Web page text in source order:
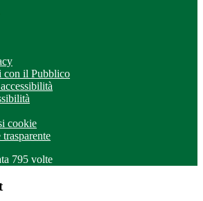
il Pubblico
cookie
795 volte